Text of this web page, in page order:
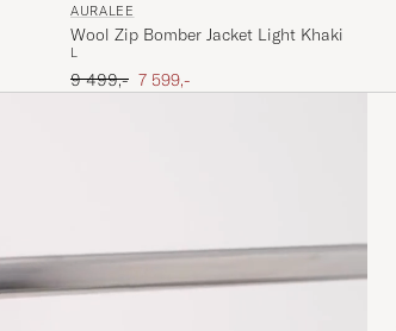
AURALEE
Wool Zip Bomber Jacket Light Khaki
L
Ordinær pris
9 499,- Nedsatt pris
7 599,-